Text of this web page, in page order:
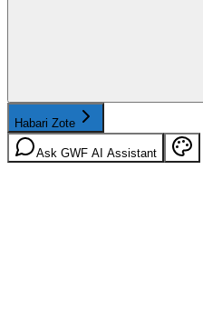
Habari Zote
Ask GWF AI Assistant